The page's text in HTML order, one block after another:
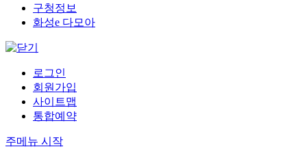
구청정보
화성e 다모아
로그인
회원가입
사이트맵
통합예약
주메뉴 시작